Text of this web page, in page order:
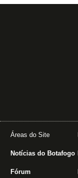
Áreas do Site
Notícias do Botafogo
Fórum